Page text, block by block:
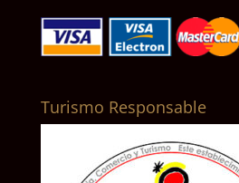
Turismo Responsable